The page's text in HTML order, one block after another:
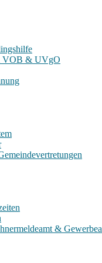
VOB & UVgO
&